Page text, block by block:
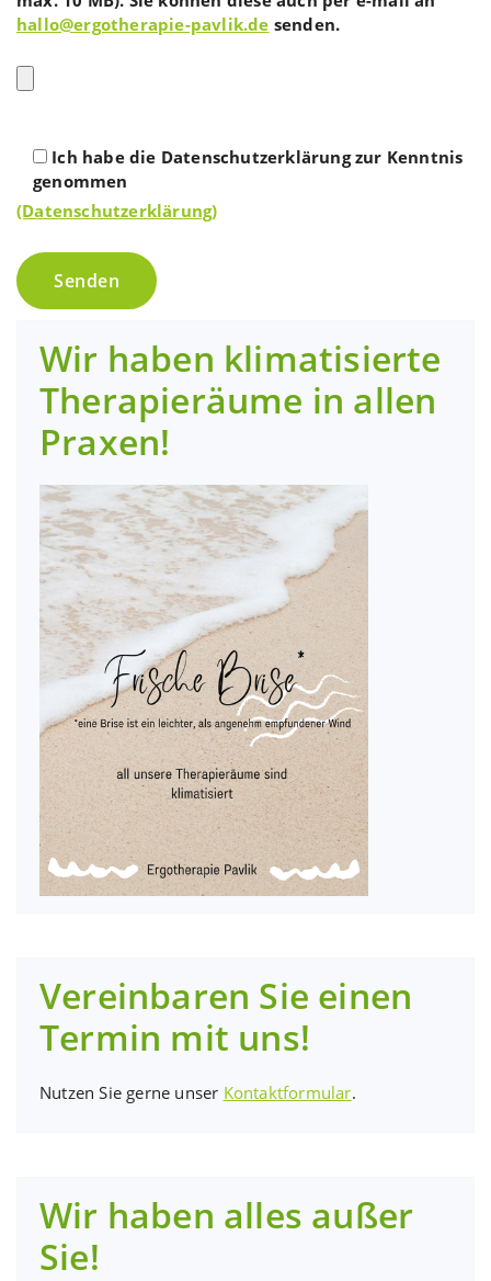
hallo@ergotherapie-pavlik.de senden.
Ich habe die Datenschutzerklärung zur Kenntnis
genommen
(Datenschutzerklärung)
Wir haben klimatisierte
Therapieräume in allen
Praxen!
Vereinbaren Sie einen
Termin mit uns!
Nutzen Sie gerne unser Kontaktformular.
Wir haben alles außer
Sie!